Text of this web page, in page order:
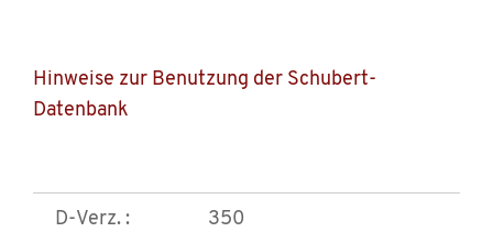
Hinweise zur Benutzung der Schubert-
Datenbank
D-Verz. : 350